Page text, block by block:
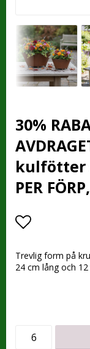
30%
kulfötter
PER
Lägg till i
Trevlig form på
24 cm lång och